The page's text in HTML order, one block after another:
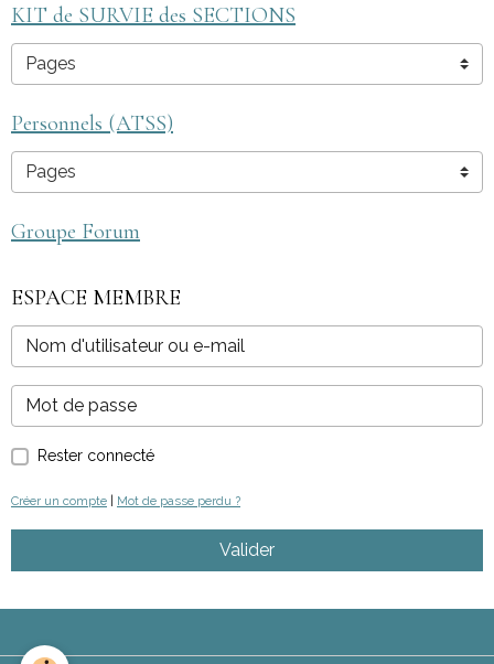
KIT de SURVIE des SECTIONS
Personnels (ATSS)
Groupe Forum
ESPACE MEMBRE
Rester connecté
Créer un compte | Mot de passe perdu ?
Valider